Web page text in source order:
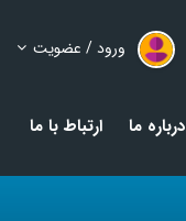
ورود / عضویت
درباره ما ارتباط با ما